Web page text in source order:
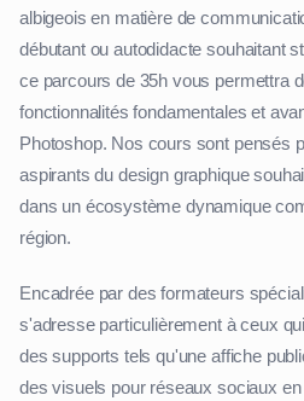
albigeois en matière de
débutant ou autodidacte souhaitant
ce parcours de 35h vous permettra
fonctionnalités fondamentales et
Photoshop. Nos cours sont pensés
aspirants du design graphique
dans un écosystème dynamique
région.
Encadrée par des formateurs
s'adresse particulièrement à ceux
des supports tels qu'une affiche
des visuels pour réseaux sociaux